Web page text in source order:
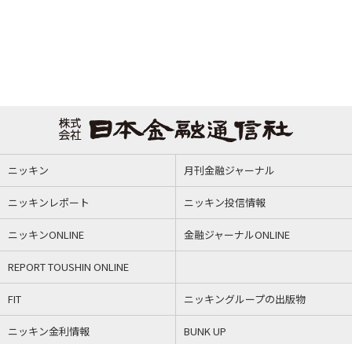
ニッキン 月刊金融ジャーナル
ニッキンレポート ニッキン投信情報
ニッキンONLINE 金融ジャーナルONLINE
REPORT TOUSHIN ONLINE
FIT ニッキングループの出版物
ニッキン金利情報 BUNK UP